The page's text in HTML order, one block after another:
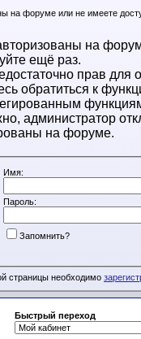
на форуме или не имеете
на
ещё раз.
прав
обратиться к
администратор
на форуме.
Имя:
Пароль:
Запомнить?
страницы необходимо
Быстрый переход